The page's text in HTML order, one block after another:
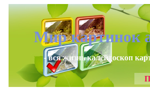
Мир картинок
- вся жизнь калейдоскоп